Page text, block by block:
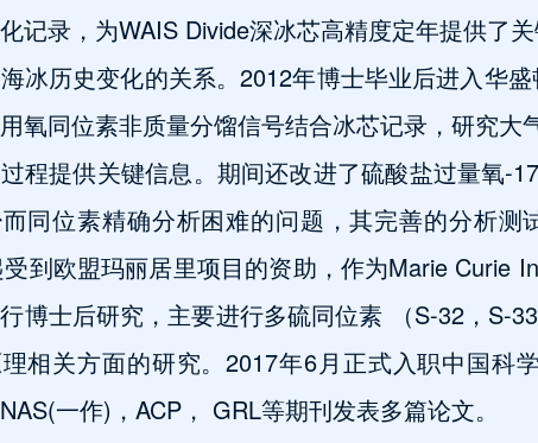
记录，为WAIS Divide深冰芯高精度定年提供了
冰历史变化的关系。2012年博士毕业后进入华
氧同位素非质量分馏信号结合冰芯记录，研究
程提供关键信息。期间还改进了硫酸盐过量氧-
同位素精确分析困难的问题，其完善的分析测
到欧盟玛丽居里项目的资助，作为Marie Curie
博士后研究，主要进行多硫同位素 （S-32，S-
相关方面的研究。2017年6月正式入职中国科
一作)，ACP， GRL等期刊发表多篇论文。